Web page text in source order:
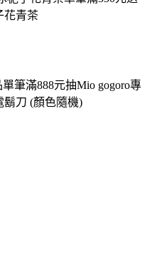
花青茶
筆滿888元抽Mio gogoro專
鬍刀 (顏色隨機)